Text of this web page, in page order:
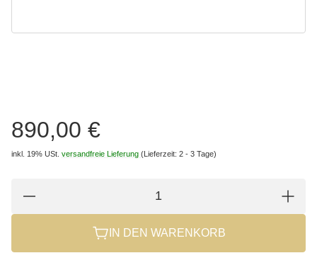
890,00 €
inkl. 19% USt. versandfreie Lieferung (Lieferzeit: 2 - 3 Tage)
IN DEN WARENKORB